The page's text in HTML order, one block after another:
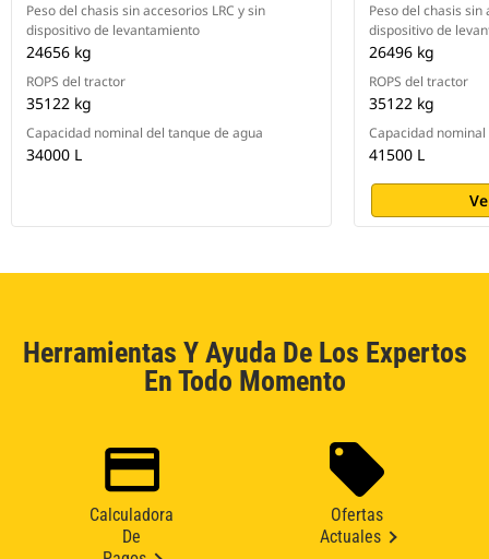
Peso del chasis sin accesorios LRC y sin
dispositivo de levantamiento
24656 kg
ROPS del tractor
35122 kg
Capacidad nominal del tanque de agua
34000 L
Peso del chasis sin
dispositivo de
26496 kg
ROPS del tractor
35122 kg
Capacidad
41500 L
Herramientas Y Ayuda De Los Expertos
En Todo Momento
Calculadora
De
Ofertas
Actuales